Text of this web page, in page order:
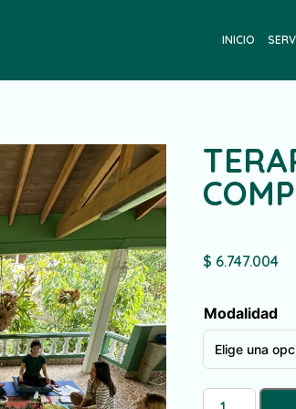
INICIO
$ 6.747.004
Modalidad